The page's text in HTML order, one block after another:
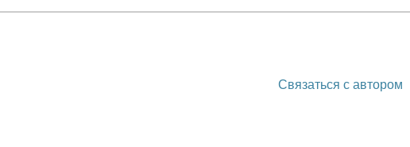
Связаться с автором